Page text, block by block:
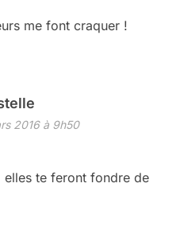
me font craquer !
2016 à 9h50
elles te feront fondre de